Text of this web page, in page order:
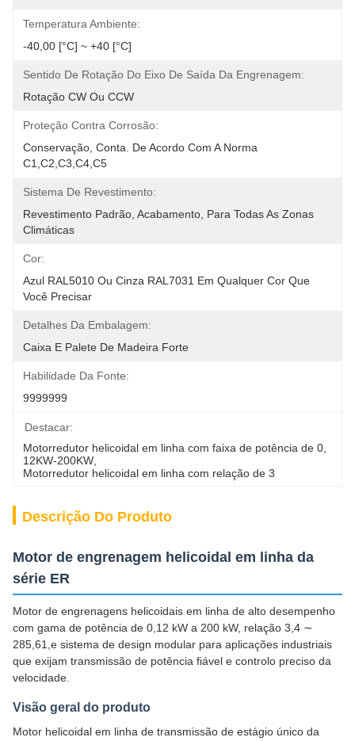
Temperatura Ambiente:
-40,00 [°C] ~ +40 [°C]
Sentido De Rotação Do Eixo De Saída Da Engrenagem:
Rotação CW Ou CCW
Proteção Contra Corrosão:
Conservação, Conta. De Acordo Com A Norma
C1,C2,C3,C4,C5
Sistema De Revestimento:
Revestimento Padrão, Acabamento, Para Todas As Zonas
Climáticas
Cor:
Azul RAL5010 Ou Cinza RAL7031 Em Qualquer Cor Que
Você Precisar
Detalhes Da Embalagem:
Caixa E Palete De Madeira Forte
Habilidade Da Fonte:
9999999
Destacar:
Motorredutor helicoidal em linha com faixa de potência de 0
12KW-200KW
Motorredutor helicoidal em linha com relação de 3
Descrição Do Produto
Motor de engrenagem helicoidal em linha da
série ER
Motor de engrenagens helicoidais em linha de alto desempenho
com gama de potência de 0,12 kW a 200 kW, relação 3,4 ∼
285,61,e sistema de design modular para aplicações industriais
que exijam transmissão de potência fiável e controlo preciso da
velocidade.
Visão geral do produto
Motor helicoidal em linha de transmissão de estágio único da